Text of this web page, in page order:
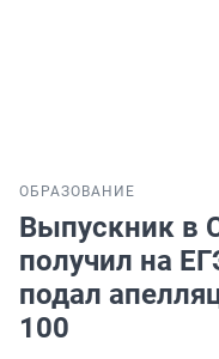
ОБРАЗОВАНИЕ
Выпускник в
получил на
подал
100